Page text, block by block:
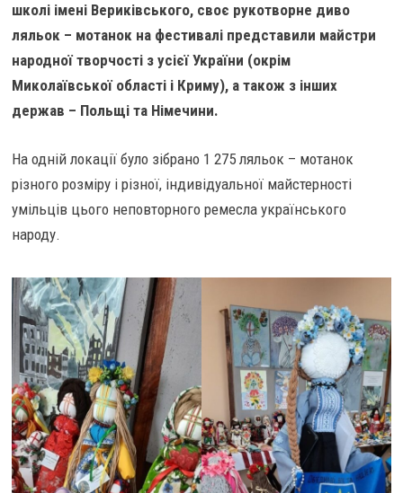
школі імені Вериківського, своє рукотворне диво
ляльок – мотанок на фестивалі представили майстри
народної творчості з усієї України (окрім
Миколаївської області і Криму), а також з інших
держав – Польщі та Німечини.
На одній локації було зібрано 1 275 ляльок – мотанок
різного розміру і різної, індивідуальної майстерності
умільців цього неповторного ремесла українського
народу.